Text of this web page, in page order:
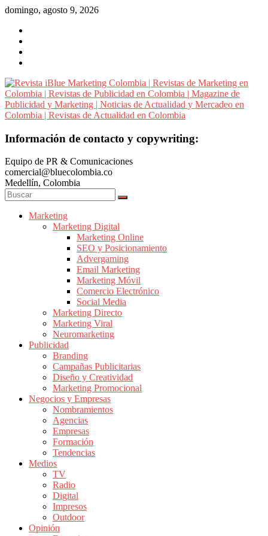
Saltar
contenido
domingo, agosto 9, 2026
Revista
Marketing
Colombia
|
Revistas
Marketing
Publicidad
Colombia
Magazine
Publicidad
Marketing
Noticias
Actualidad
Mercadeo
Colombia
Información de contacto y copywriting:
Equipo de PR & Comunicaciones
comercial@bluecolombia.co
Medellín, Colombia
Marketing
Marketing Digital
Marketing Online
SEO y Posicionamiento
Advergaming
Email Marketing
Marketing Móvil
Comercio Electrónico
Social Media
Marketing Directo
Marketing Viral
Neuromarketing
Publicidad
Branding
Campañas Publicitarias
Diseño y Creatividad
Marketing Promocional
Negocios y Empresas
Nombramientos
Agencias
Empresas
Formación
Tendencias
Medios
TV
Radio
Digital
Impresos
Outdoor
Opinión